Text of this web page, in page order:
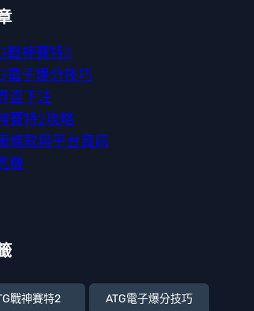
戰神賽特2
電子爆分技巧
盃下注
賽特2攻略
條款與平台資訊
機
戰神賽特2 ATG電子爆分技巧